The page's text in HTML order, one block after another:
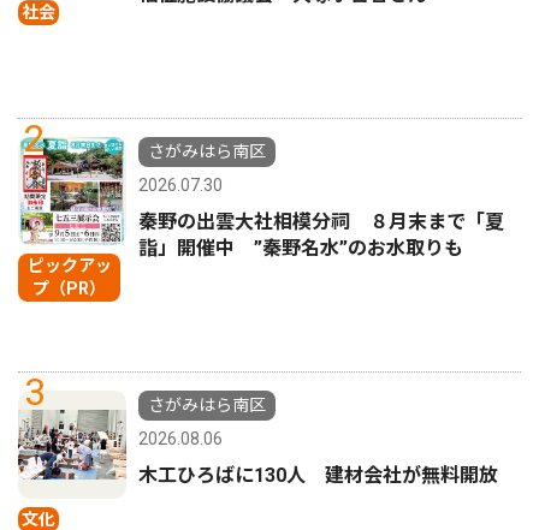
社会
2
ピックアッ
プ（PR）
さがみはら南区
2026.07.30
秦野の出雲大社相模分祠 ８月末まで「夏
詣」開催中 ”秦野名水”のお水取りも
3
文化
さがみはら南区
2026.08.06
木工ひろばに130人 建材会社が無料開放